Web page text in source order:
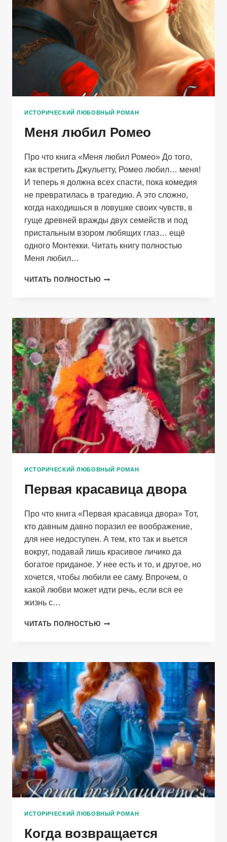
ИСТОРИЧЕСКИЙ ЛЮБОВНЫЙ РОМАН
Меня любил Ромео
Про что книга «Меня любил Ромео» До того,
как встретить Джульетту, Ромео любил… меня!
И теперь я должна всех спасти, пока комедия
не превратилась в трагедию. А это сложно,
когда находишься в ловушке своих чувств, в
гуще древней вражды двух семейств и под
пристальным взором любящих глаз… ещё
одного Монтекки. Читать книгу полностью
Меня любил…
ЧИТАТЬ ПОЛНОСТЬЮ МЕНЯ
ИСТОРИЧЕСКИЙ ЛЮБОВНЫЙ РОМАН
Первая красавица двора
Про что книга «Первая красавица двора» Тот,
кто давным давно поразил ее воображение,
для нее недоступен. А тем, кто так и вьется
вокруг, подавай лишь красивое личико да
богатое приданое. У нее есть и то, и другое, но
хочется, чтобы любили ее саму. Впрочем, о
какой любви может идти речь, если вся ее
жизнь с…
ЧИТАТЬ ПОЛНОСТЬЮ ПЕРВАЯ
ИСТОРИЧЕСКИЙ ЛЮБОВНЫЙ РОМАН
Когда возвращается